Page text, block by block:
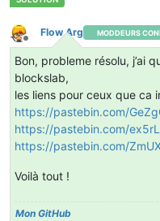
}
Hors-ligne
Flow Arg MODDEURS
Bon, probleme résolu, j’ai
blockslab,
les liens pour ceux que ca
https://pastebin.com/
https://pastebin.com/
https://pastebin.com/
Voilà tout !
Mon GitHub